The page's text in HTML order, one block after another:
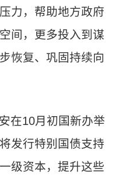
力，帮助地方政府
间，更多投入到谋
恢复、巩固持续向
在10月初国新办举
发行特别国债支持
级资本，提升这些